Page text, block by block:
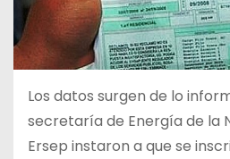
Los datos surgen de lo
secretaría de Energía de la
Ersep instaron a que se